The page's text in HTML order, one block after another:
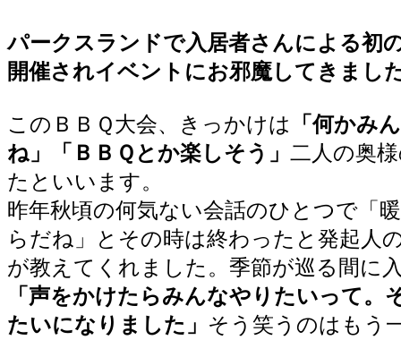
パークスランドで入居者さんによる初
開催されイベントにお邪魔してきまし
このＢＢＱ大会、きっかけは
「何かみ
ね」「ＢＢＱとか楽しそう」 二人の奥
たといいます。
昨年秋頃の何気ない会話のひとつで「
らだね」とその時は終わったと発起人
が教えてくれました。季節が巡る間に
「声をかけたらみんなやりたいって。
たいになりました」 そう笑うのはもう